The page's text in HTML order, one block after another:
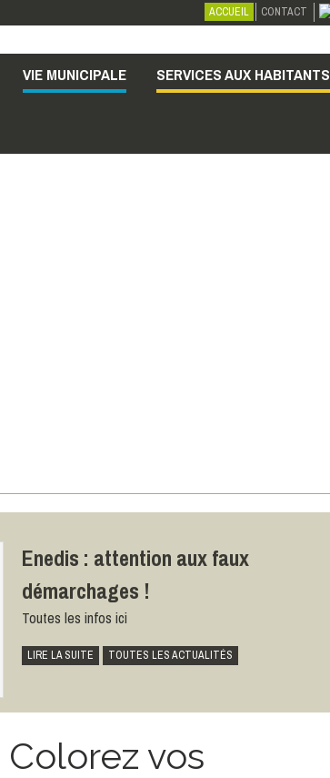
ACCUEIL CONTACT
VIE MUNICIPALE SERVICES AUX HABITANTS
Enedis : attention aux faux
démarchages !
Toutes les infos ici
LIRE LA SUITE TOUTES LES ACTUALITÉS
Colorez vos